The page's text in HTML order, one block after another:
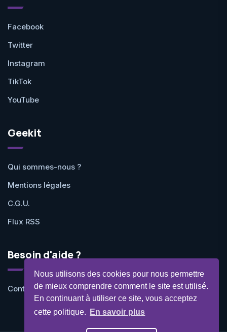
Nous utilisons des cookies pour nous permettre
de mieux comprendre comment le site est utilisé.
En continuant à utiliser ce site, vous acceptez
cette politique.
En savoir plus
Facebook
Twitter
Instagram
TikTok
YouTube
Geekit
Qui sommes-nous ?
Mentions légales
C.G.U.
Flux RSS
Besoin d'aide ?
Contactez-nous